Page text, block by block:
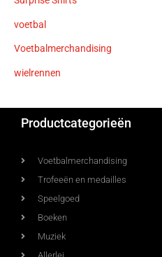
voetbal
Voetbalmerchandising
wielrennen
Productcategorieën
Voetbalmerchandising
Trofeeën en medailles
Speelgoed
Boeken
Muziek